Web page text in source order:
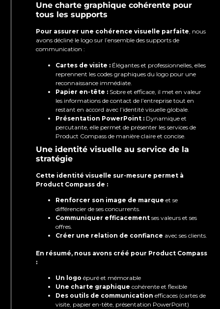
Une charte graphique cohérente pour
tous les supports
Pour assurer une cohérence visuelle parfaite, nous
avons décliné le logo sur l’ensemble des supports de
communication :
Cartes de visite : Élégantes et professionnelles, elles
reprennent les codes graphiques du logo pour une
reconnaissance immédiate.
Papier en-tête : Sobre et efficace, il met en valeur
les informations de contact de l’entreprise tout en
restant en accord avec l’identité visuelle globale.
Présentation PowerPoint : Dynamique et
percutante, elle permet de présenter les services de
Product Compass de manière claire et concise.
Une identité visuelle au service de la
stratégie
Cette identité visuelle sur-mesure permet à
Product Compass de :
Renforcer son image de marque et se
différencier de ses concurrents.
Communiquer efficacement ses valeurs et ses
offres.
Créer une relation de confiance avec ses clients.
En résumé, nous avons créé pour Product Compass
:
Un logo épuré et mémorable
Une charte graphique cohérente et flexible
Des outils de communication efficaces (cartes de
visite, papier en-tête, présentation PowerPoint)